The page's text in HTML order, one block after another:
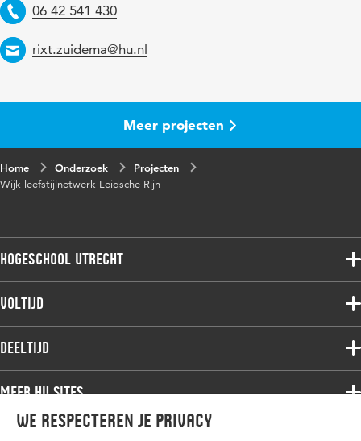
We respecteren je privacy
Telefoon
06 42 541 430
Email
rixt.zuidema@hu.nl
Meer projecten
Home Onderzoek
Projecten
Wijk-leefstijlnetwerk Leidsche Rijn
Hogeschool Utrecht
Voltijdopleidingen
Onderzoek
Werken bij de HU
Voltijd
Associate degree
Master
Studiekeuze voltijd
Deeltijd
Associate degree
Bachelor
Meer HU sites
HU International